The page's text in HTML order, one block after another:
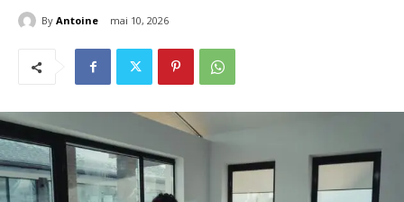
By Antoine mai 10, 2026